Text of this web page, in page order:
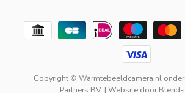
Copyright © Warmtebeeldcamera.nl
Partners BV. | Website doorBlend-